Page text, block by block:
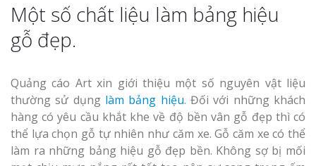
Một số chất liệu làm bảng hiệu
gỗ đẹp.
Quảng cáo Art xin giới thiệu một số nguyên vật liệu
thường sử dụng làm bảng hiệu. Đối với những khách
hàng có yêu cầu khắt khe về độ bền vân gỗ đẹp thì có
thể lựa chọn gỗ tự nhiên như căm xe. Gỗ căm xe có thể
làm ra những bảng hiệu gỗ đẹp bền. Không sợ bị mối